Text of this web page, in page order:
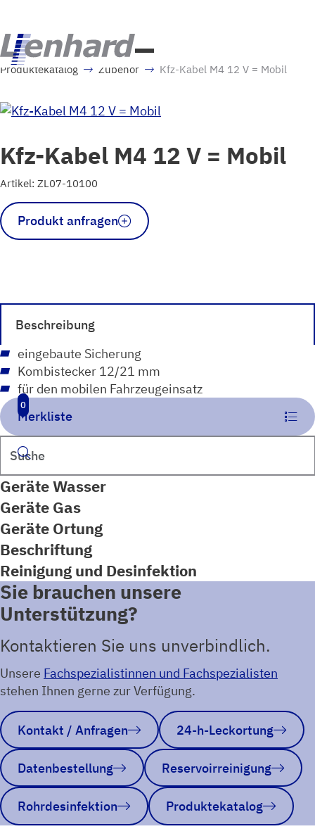
Merkliste
0
Suchen
Geräte Wasser
Geräte Gas
Geräte Ortung
Beschriftung
Reinigung und Desinfektion
Produktekatalog Zubehör Kfz-Kabel M4 12 V = Mobil
Kfz-Kabel M4 12 V = Mobil
Artikel: ZL07-10100
Kfz-
Kabel
M4
Menge
Produkt anfragen
Beschreibung
eingebaute Sicherung
Kombistecker 12/21 mm
für den mobilen Fahrzeugeinsatz
Sie brauchen unsere
Unterstützung?
Kontaktieren Sie uns unverbindlich.
Unsere Fachspezialistinnen und Fachspezialisten
stehen Ihnen gerne zur Verfügung.
Kontakt / Anfragen 24-h-Leckortung
Datenbestellung Reservoirreinigung
Rohrdesinfektion Produktekatalog